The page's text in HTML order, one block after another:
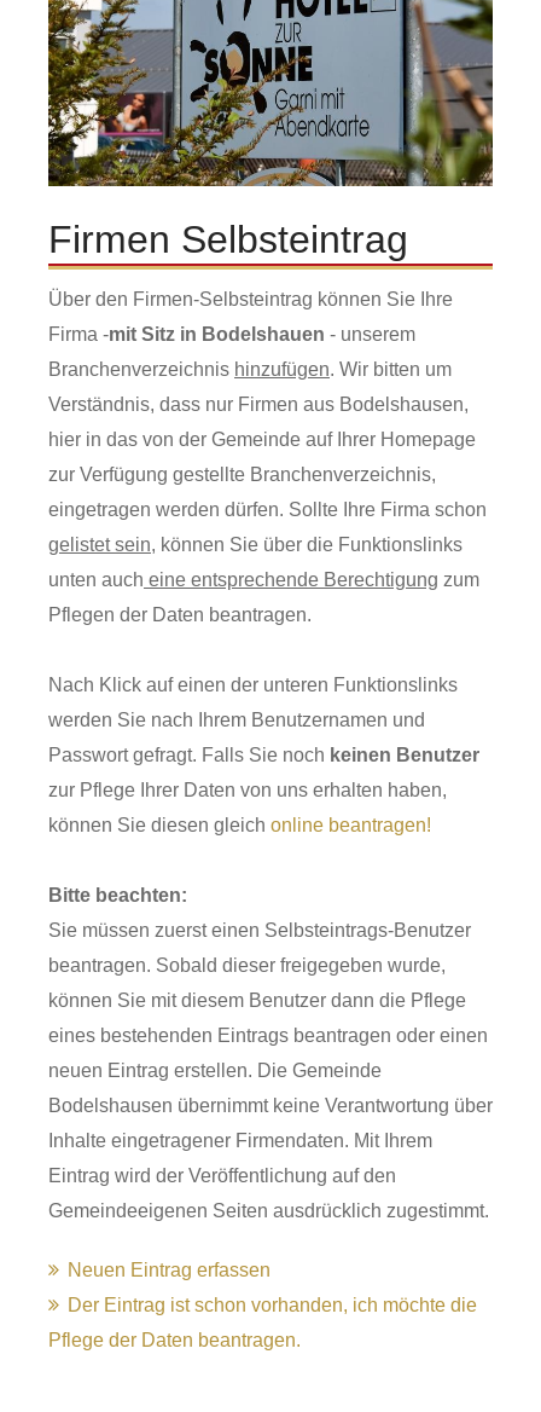
Firmen Selbsteintrag
Über den Firmen-Selbsteintrag können Sie Ihre
Firma -mit Sitz in Bodelshauen - unserem
Branchenverzeichnis hinzufügen. Wir bitten um
Verständnis, dass nur Firmen aus Bodelshausen,
hier in das von der Gemeinde auf Ihrer Homepage
zur Verfügung gestellte Branchenverzeichnis,
eingetragen werden dürfen. Sollte Ihre Firma schon
gelistet sein, können Sie über die Funktionslinks
unten auch eine entsprechende Berechtigung zum
Pflegen der Daten beantragen.
Nach Klick auf einen der unteren Funktionslinks
werden Sie nach Ihrem Benutzernamen und
Passwort gefragt. Falls Sie noch keinen Benutzer
zur Pflege Ihrer Daten von uns erhalten haben,
können Sie diesen gleich online beantragen!
Bitte beachten:
Sie müssen zuerst einen Selbsteintrags-Benutzer
beantragen. Sobald dieser freigegeben wurde,
können Sie mit diesem Benutzer dann die Pflege
eines bestehenden Eintrags beantragen oder einen
neuen Eintrag erstellen. Die Gemeinde
Bodelshausen übernimmt keine Verantwortung über
Inhalte eingetragener Firmendaten. Mit Ihrem
Eintrag wird der Veröffentlichung auf den
Gemeindeeigenen Seiten ausdrücklich zugestimmt.
Neuen Eintrag erfassen
Der Eintrag ist schon vorhanden, ich möchte die
Pflege der Daten beantragen.